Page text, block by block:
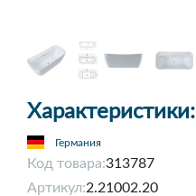
Характеристики:
Германия
Код товара:313787
Артикул:2.21002.20